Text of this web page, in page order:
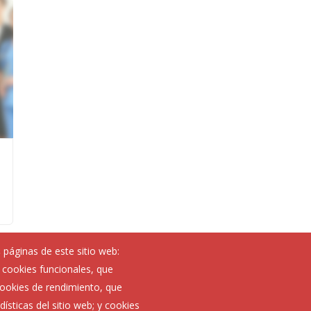
de este sitio web:
funcionales, que
de rendimiento, que
del sitio web; y cookies